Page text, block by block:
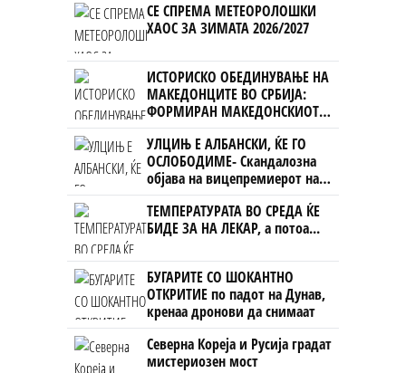
СЕ СПРЕМА МЕТЕОРОЛОШКИ
ХАОС ЗА ЗИМАТА 2026/2027
ИСТОРИСКО ОБЕДИНУВАЊЕ НА
МАКЕДОНЦИТЕ ВО СРБИЈА:
ФОРМИРАН МАКЕДОНСКИОТ
НАЦИОНАЛЕН СОЈУЗ
УЛЦИЊ Е АЛБАНСКИ, ЌЕ ГО
ОСЛОБОДИМЕ- Скандалозна
објава на вицепремиерот на
Црна Гора
ТЕМПЕРАТУРАТА ВО СРЕДА ЌЕ
БИДЕ ЗА НА ЛЕКАР, а потоа...
БУГАРИТЕ СО ШОКАНТНО
ОТКРИТИЕ по падот на Дунав,
кренаа дронови да снимаат
Северна Кореја и Русија градат
мистериозен мост